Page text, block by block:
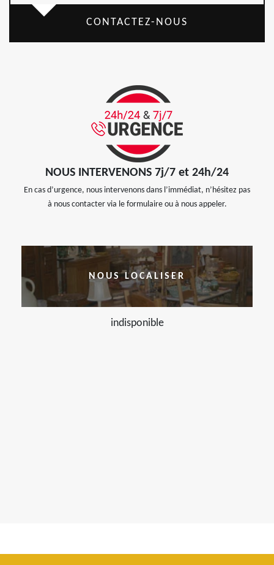
CONTACTEZ-NOUS
NOUS INTERVENONS 7j/7 et 24h/24
En cas d’urgence, nous intervenons dans l’immédiat, n’hésitez pas
à nous contacter via le formulaire ou à nous appeler.
NOUS LOCALISER
indisponible